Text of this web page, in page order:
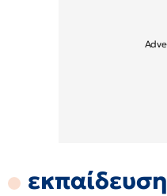
εκπαίδευση